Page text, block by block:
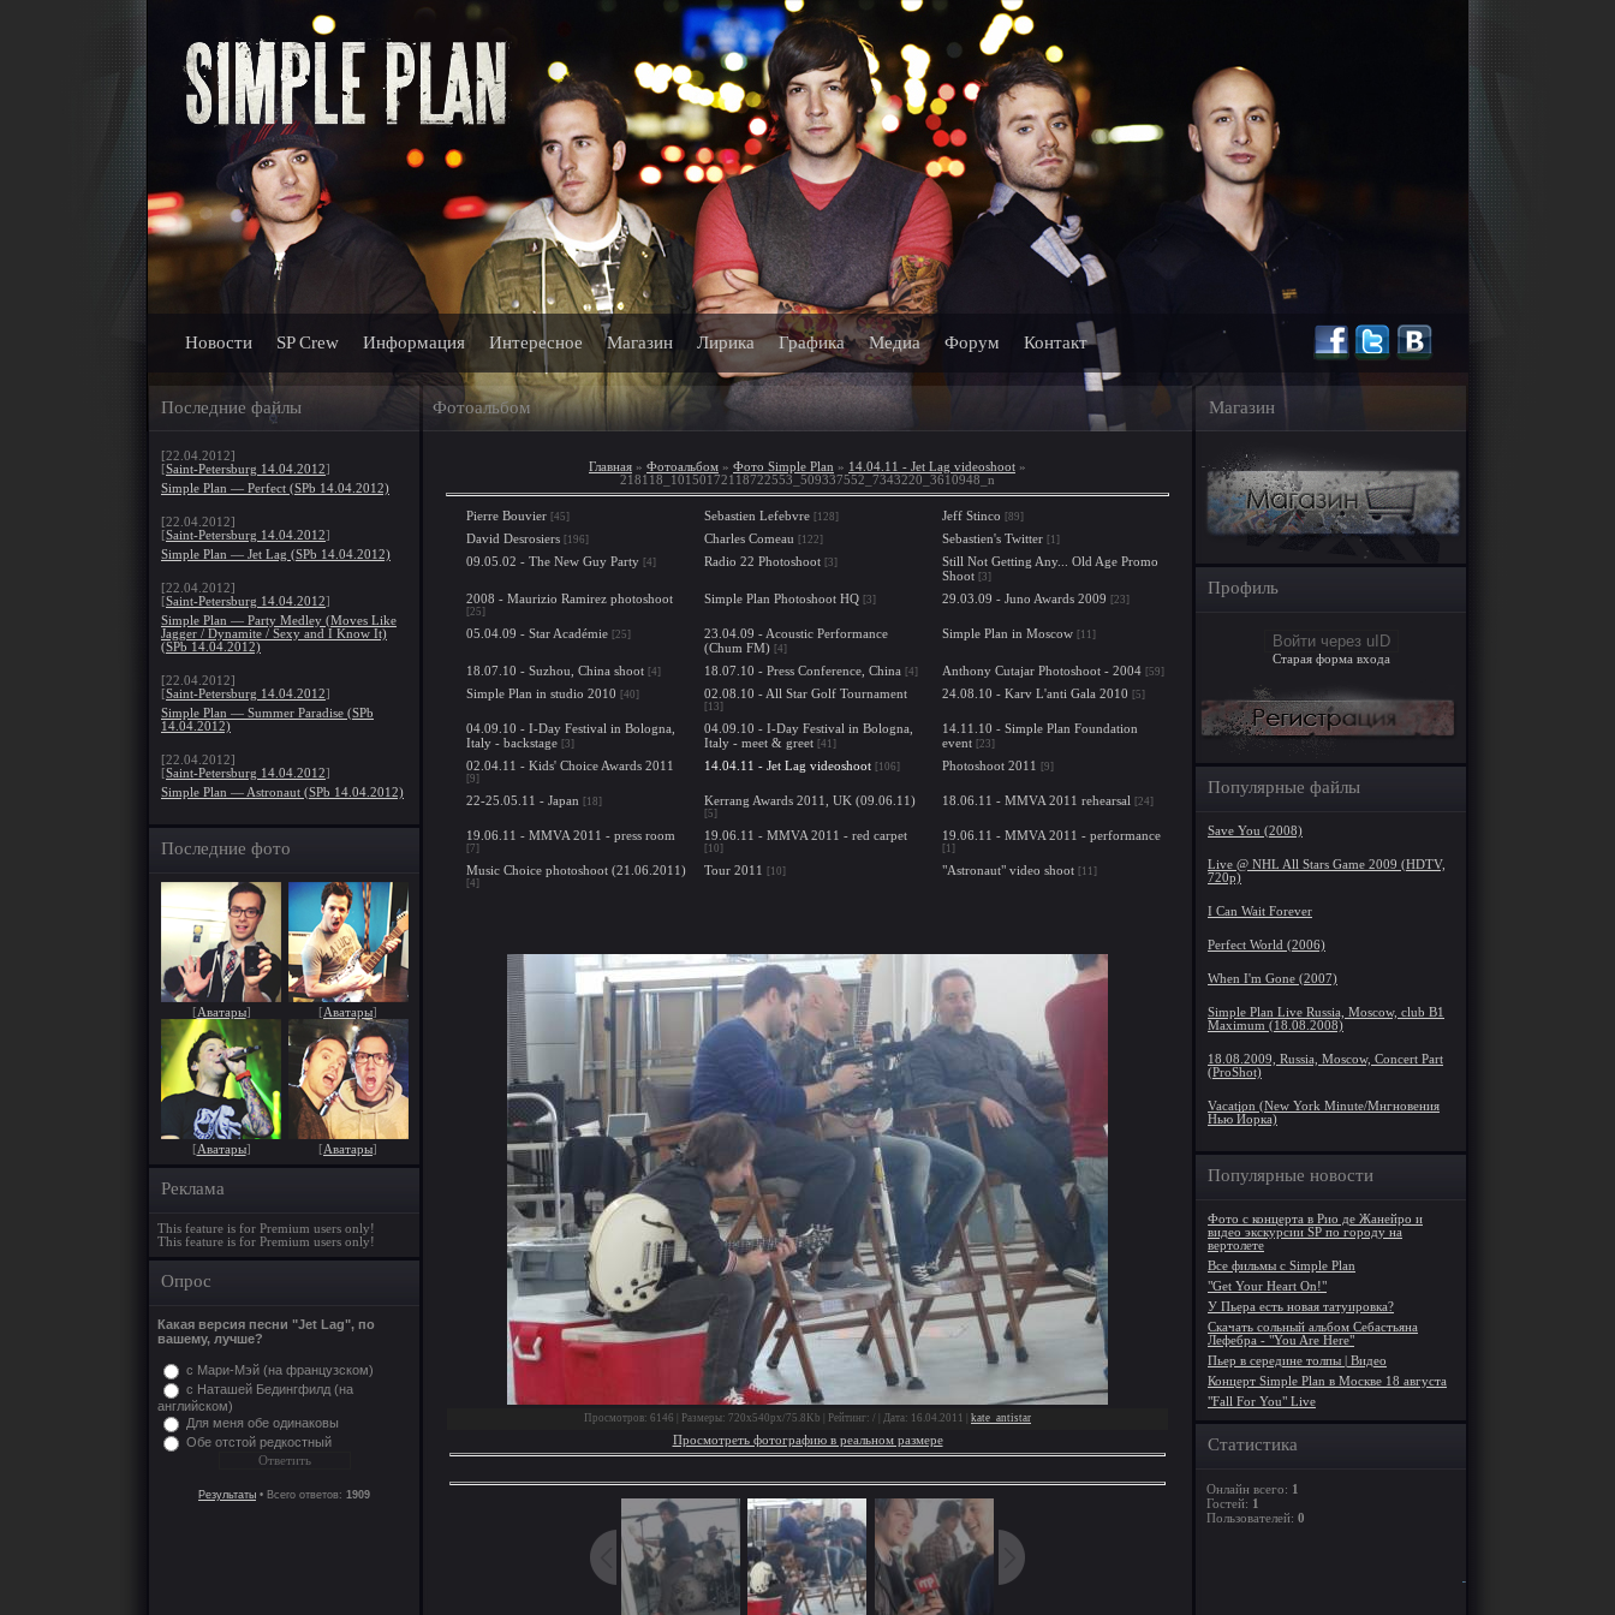
Новости SP Crew Информация Интересное Магазин Лирика Графика Медиа Форум Контакт
Последние файлы Фотоальбом Магазин
[22.04.2012]
[Saint-Petersburg 14.04.2012]
Simple Plan — Perfect (SPb 14.04.2012)
[22.04.2012]
[Saint-Petersburg 14.04.2012]
Simple Plan — Jet Lag (SPb 14.04.2012)
[22.04.2012]
[Saint-Petersburg 14.04.2012]
Simple Plan — Party Medley (Moves Like
Jagger / Dynamite / Sexy and I Know It)
(SPb 14.04.2012)
[22.04.2012]
[Saint-Petersburg 14.04.2012]
Simple Plan — Summer Paradise (SPb
14.04.2012)
[22.04.2012]
[Saint-Petersburg 14.04.2012]
Simple Plan — Astronaut (SPb 14.04.2012)
Последние фото
[Аватары] [Аватары]
[Аватары] [Аватары]
Реклама
This feature is for Premium users only!
This feature is for Premium users only!
Опрос
Какая версия песни "Jet Lag", по
вашему, лучше?
с Мари-Мэй (на французском)
с Наташей Бедингфилд (на
английском)
Для меня обе одинаковы
Обе отстой редкостный
Результаты • Всего ответов: 1909
Главная » Фотоальбом » Фото Simple Plan » 14.04.11 - Jet Lag videoshoot »
218118_10150172118722553_509337552_7343220_3610948_n
Pierre Bouvier [45] Sebastien Lefebvre [128] Jeff Stinco [89]
David Desrosiers [196] Charles Comeau [122] Sebastien's Twitter [1]
09.05.02 - The New Guy Party [4] Radio 22 Photoshoot [3]
Still Not Getting Any... Old Age Promo
Shoot [3]
2008 - Maurizio Ramirez photoshoot
[25]
Simple Plan Photoshoot HQ [3] 29.03.09 - Juno Awards 2009 [23]
05.04.09 - Star Académie [25]
23.04.09 - Acoustic Performance
(Chum FM) [4]
Simple Plan in Moscow [11]
18.07.10 - Suzhou, China shoot [4] 18.07.10 - Press Conference, China [4] Anthony Cutajar Photoshoot - 2004 [59]
Simple Plan in studio 2010 [40] 02.08.10 - All Star Golf Tournament
[13]
24.08.10 - Karv L'anti Gala 2010 [5]
04.09.10 - I-Day Festival in Bologna,
Italy - backstage [3]
04.09.10 - I-Day Festival in Bologna,
Italy - meet & greet [41]
14.11.10 - Simple Plan Foundation
event [23]
02.04.11 - Kids' Choice Awards 2011
[9]
14.04.11 - Jet Lag videoshoot [106] Photoshoot 2011 [9]
22-25.05.11 - Japan [18] Kerrang Awards 2011, UK (09.06.11)
[5]
18.06.11 - MMVA 2011 rehearsal [24]
19.06.11 - MMVA 2011 - press room
[7]
19.06.11 - MMVA 2011 - red carpet
[10]
19.06.11 - MMVA 2011 - performance
[1]
Music Choice photoshoot (21.06.2011)
[4]
Tour 2011 [10] "Astronaut" video shoot [11]
Просмотров: 6146 | Размеры: 720x540px/75.8Kb | Рейтинг: / | Дата: 16.04.2011 | kate_antistar
Просмотреть фотографию в реальном размере
Профиль
Войти через uID
Старая форма входа
Популярные файлы
Save You (2008)
Live @ NHL All Stars Game 2009 (HDTV,
720p)
I Can Wait Forever
Perfect World (2006)
When I'm Gone (2007)
Simple Plan Live Russia, Moscow, club B1
Maximum (18.08.2008)
18.08.2009, Russia, Moscow, Concert Part
(ProShot)
Vacation (New York Minute/Мнгновения
Нью Йорка)
Популярные новости
Фото с концерта в Рио де Жанейро и
видео экскурсии SP по городу на
вертолете
Все фильмы с Simple Plan
"Get Your Heart On!"
У Пьера есть новая татуировка?
Скачать сольный альбом Себастьяна
Лефебра - "You Are Here"
Пьер в середине толпы | Видео
Концерт Simple Plan в Москве 18 августа
"Fall For You" Live
Статистика
Онлайн всего: 1
Гостей: 1
Пользователей: 0